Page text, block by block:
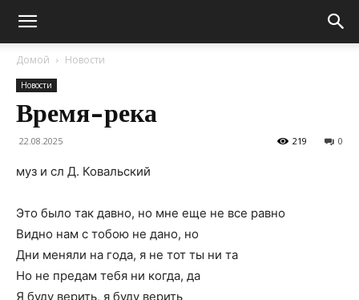
Домой Новости
Новости
Время-река
22.08.2025 0
219
муз и сл Д. Ковальский
Это было так давно, но мне еще не все равно
Видно нам с тобою не дано, но
Дни меняли на года, я не тот ты ни та
Но не предам тебя ни когда, да
Я буду верить, я буду верить